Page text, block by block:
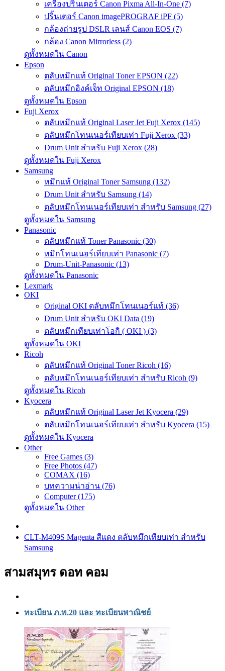
เครื่องปริ้นเตอร์ Canon Pixma All-In-One (7)
ปริ้นเตอร์ Canon imagePROGRAF iPF (5)
กล้องถ่ายรูป DSLR เลนส์ Canon EOS (7)
กล้อง Canon Mirrorless (2)
ดูทั้งหมดใน Canon
Epson
ตลับหมึกแท้ Original Toner EPSON (22)
ตลับหมึกอิงค์เจ็ท Original EPSON (18)
ดูทั้งหมดใน Epson
Fuji Xerox
ตลับหมึกแท้ Original Laser Jet Fuji Xerox (145)
ตลับหมึกโทนเนอร์เทียบเท่า Fuji Xerox (33)
Drum Unit สำหรับ Fuji Xerox (28)
ดูทั้งหมดใน Fuji Xerox
Samsung
หมึกแท้ Original Toner Samsung (132)
Drum Unit สำหรับ Samsung (14)
ตลับหมึกโทนเนอร์เทียบเท่า สำหรับ Samsung (27)
ดูทั้งหมดใน Samsung
Panasonic
ตลับหมึกแท้ Toner Panasonic (30)
หมึกโทนเนอร์เทียบเท่า Panasonic (7)
Drum-Unit-Panasonic (13)
ดูทั้งหมดใน Panasonic
Lexmark
OKI
Original OKI ตลับหมึกโทนเนอร์แท้ (36)
Drum Unit สำหรับ OKI Data (19)
ตลับหมึกเทียบเท่าโอกิ ( OKI ) (3)
ดูทั้งหมดใน OKI
Ricoh
ตลับหมึกแท้ Original Toner Ricoh (16)
ตลับหมึกโทนเนอร์เทียบเท่า สำหรับ Ricoh (9)
ดูทั้งหมดใน Ricoh
Kyocera
ตลับหมึกแท้ Original Laser Jet Kyocera (29)
ตลับหมึกโทนเนอร์เทียบเท่า สำหรับ Kyocera (15)
ดูทั้งหมดใน Kyocera
Other
Free Games (3)
Free Photos (47)
COMAX (16)
บทความน่าอ่าน (76)
Computer (175)
ดูทั้งหมดใน Other
CLT-M409S Magenta สีแดง ตลับหมึกเทียบเท่า สำหรับ
Samsung
สามสมุทร ดอท คอม
ทะเบียน ภ.พ.20 และ ทะเบียนพาณิชย์